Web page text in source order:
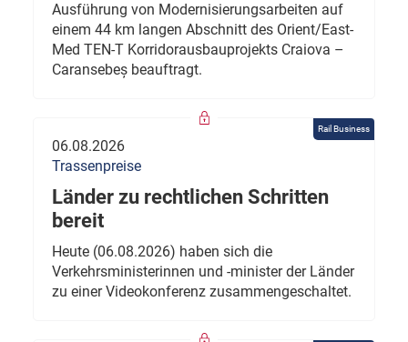
Ausführung von Modernisierungsarbeiten auf
einem 44 km langen Abschnitt des Orient/East-
Med TEN-T Korridorausbauprojekts Craiova –
Caransebeș beauftragt.
Rail Business
06.08.2026
Trassenpreise
Länder zu rechtlichen Schritten
bereit
Heute (06.08.2026) haben sich die
Verkehrsministerinnen und -minister der Länder
zu einer Videokonferenz zusammengeschaltet.